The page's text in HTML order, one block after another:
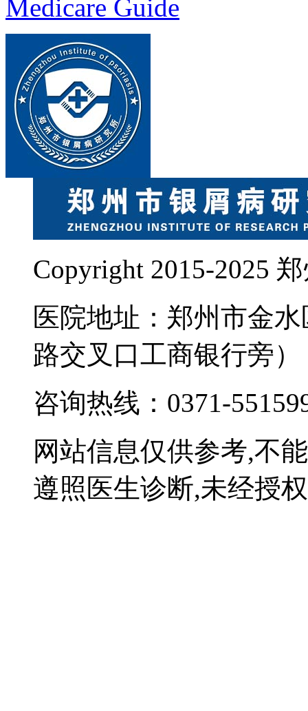
Medicare Guide
Copyright 2015-2025
医院地址：郑州市金
路交叉口工商银行旁）
咨询热线：0371-
网站信息仅供参考,不
遵照医生诊断,未经授